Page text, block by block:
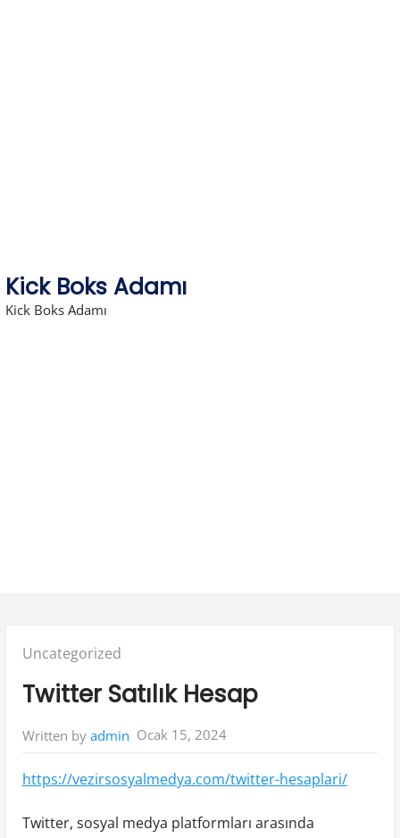
Kick Boks Adamı
Kick Boks Adamı
Posted
Uncategorized
Twitter Satılık Hesap
Written by admin Ocak 15, 2024
https://vezirsosyalmedya.com/twitter-hesaplari/
Twitter, sosyal medya platformları arasında